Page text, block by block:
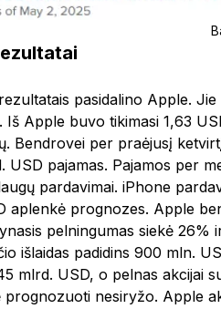
pasidalino Apple.
Iš Apple buvo tikimasi 1,63
Bendrovei per praėjusį
USD pajamas. Pajamos per
pardavimai. iPhone
aplenkė prognozes. Apple
pelningumas siekė
išlaidas padidins 900 mln.
mlrd. USD, o pelnas akcijai
prognozuoti nesiryžo. Apple